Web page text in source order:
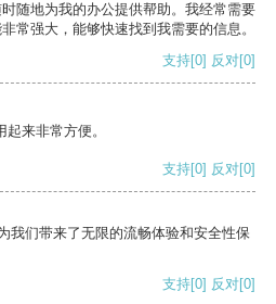
随地为我的办公提供帮助。我经常需要
常强大，能够快速找到我需要的信息。
支持[0] 反对[0]
来非常方便。
支持[0] 反对[0]
我们带来了无限的流畅体验和安全性保
支持[0] 反对[0]